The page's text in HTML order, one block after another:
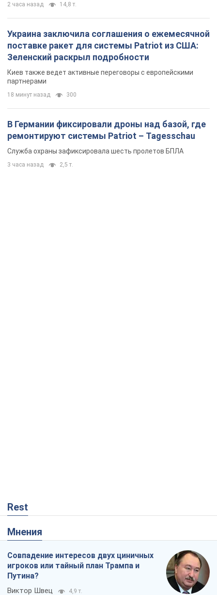
2 часа назад 14,8 т.
Украина заключила соглашения о ежемесячной
поставке ракет для системы Patriot из США:
Зеленский раскрыл подробности
Киев также ведет активные переговоры с европейскими
партнерами
18 минут назад 300
В Германии фиксировали дроны над базой, где
ремонтируют системы Patriot – Tagesschau
Служба охраны зафиксировала шесть пролетов БПЛА
3 часа назад 2,5 т.
Rest
Мнения
Совпадение интересов двух циничных
игроков или тайный план Трампа и
Путина?
Виктор Швец 4,9 т.